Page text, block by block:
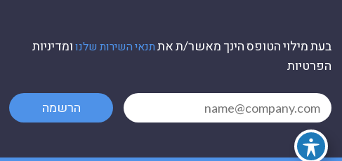
בעת מילוי הטופס הינך מאשר/ת את תנאי השירות שלנו ומדיניות
הפרטיות
הרשמה